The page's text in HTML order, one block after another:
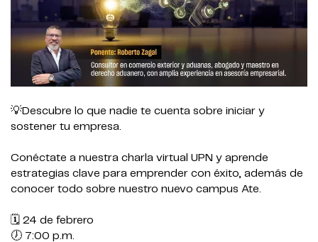
💡Descubre lo que nadie te cuenta sobre iniciar y
sostener tu empresa.
Conéctate a nuestra charla virtual UPN y aprende
estrategias clave para emprender con éxito, además de
conocer todo sobre nuestro nuevo campus Ate.
🗓️ 24 de febrero
🕖 7:00 p.m.